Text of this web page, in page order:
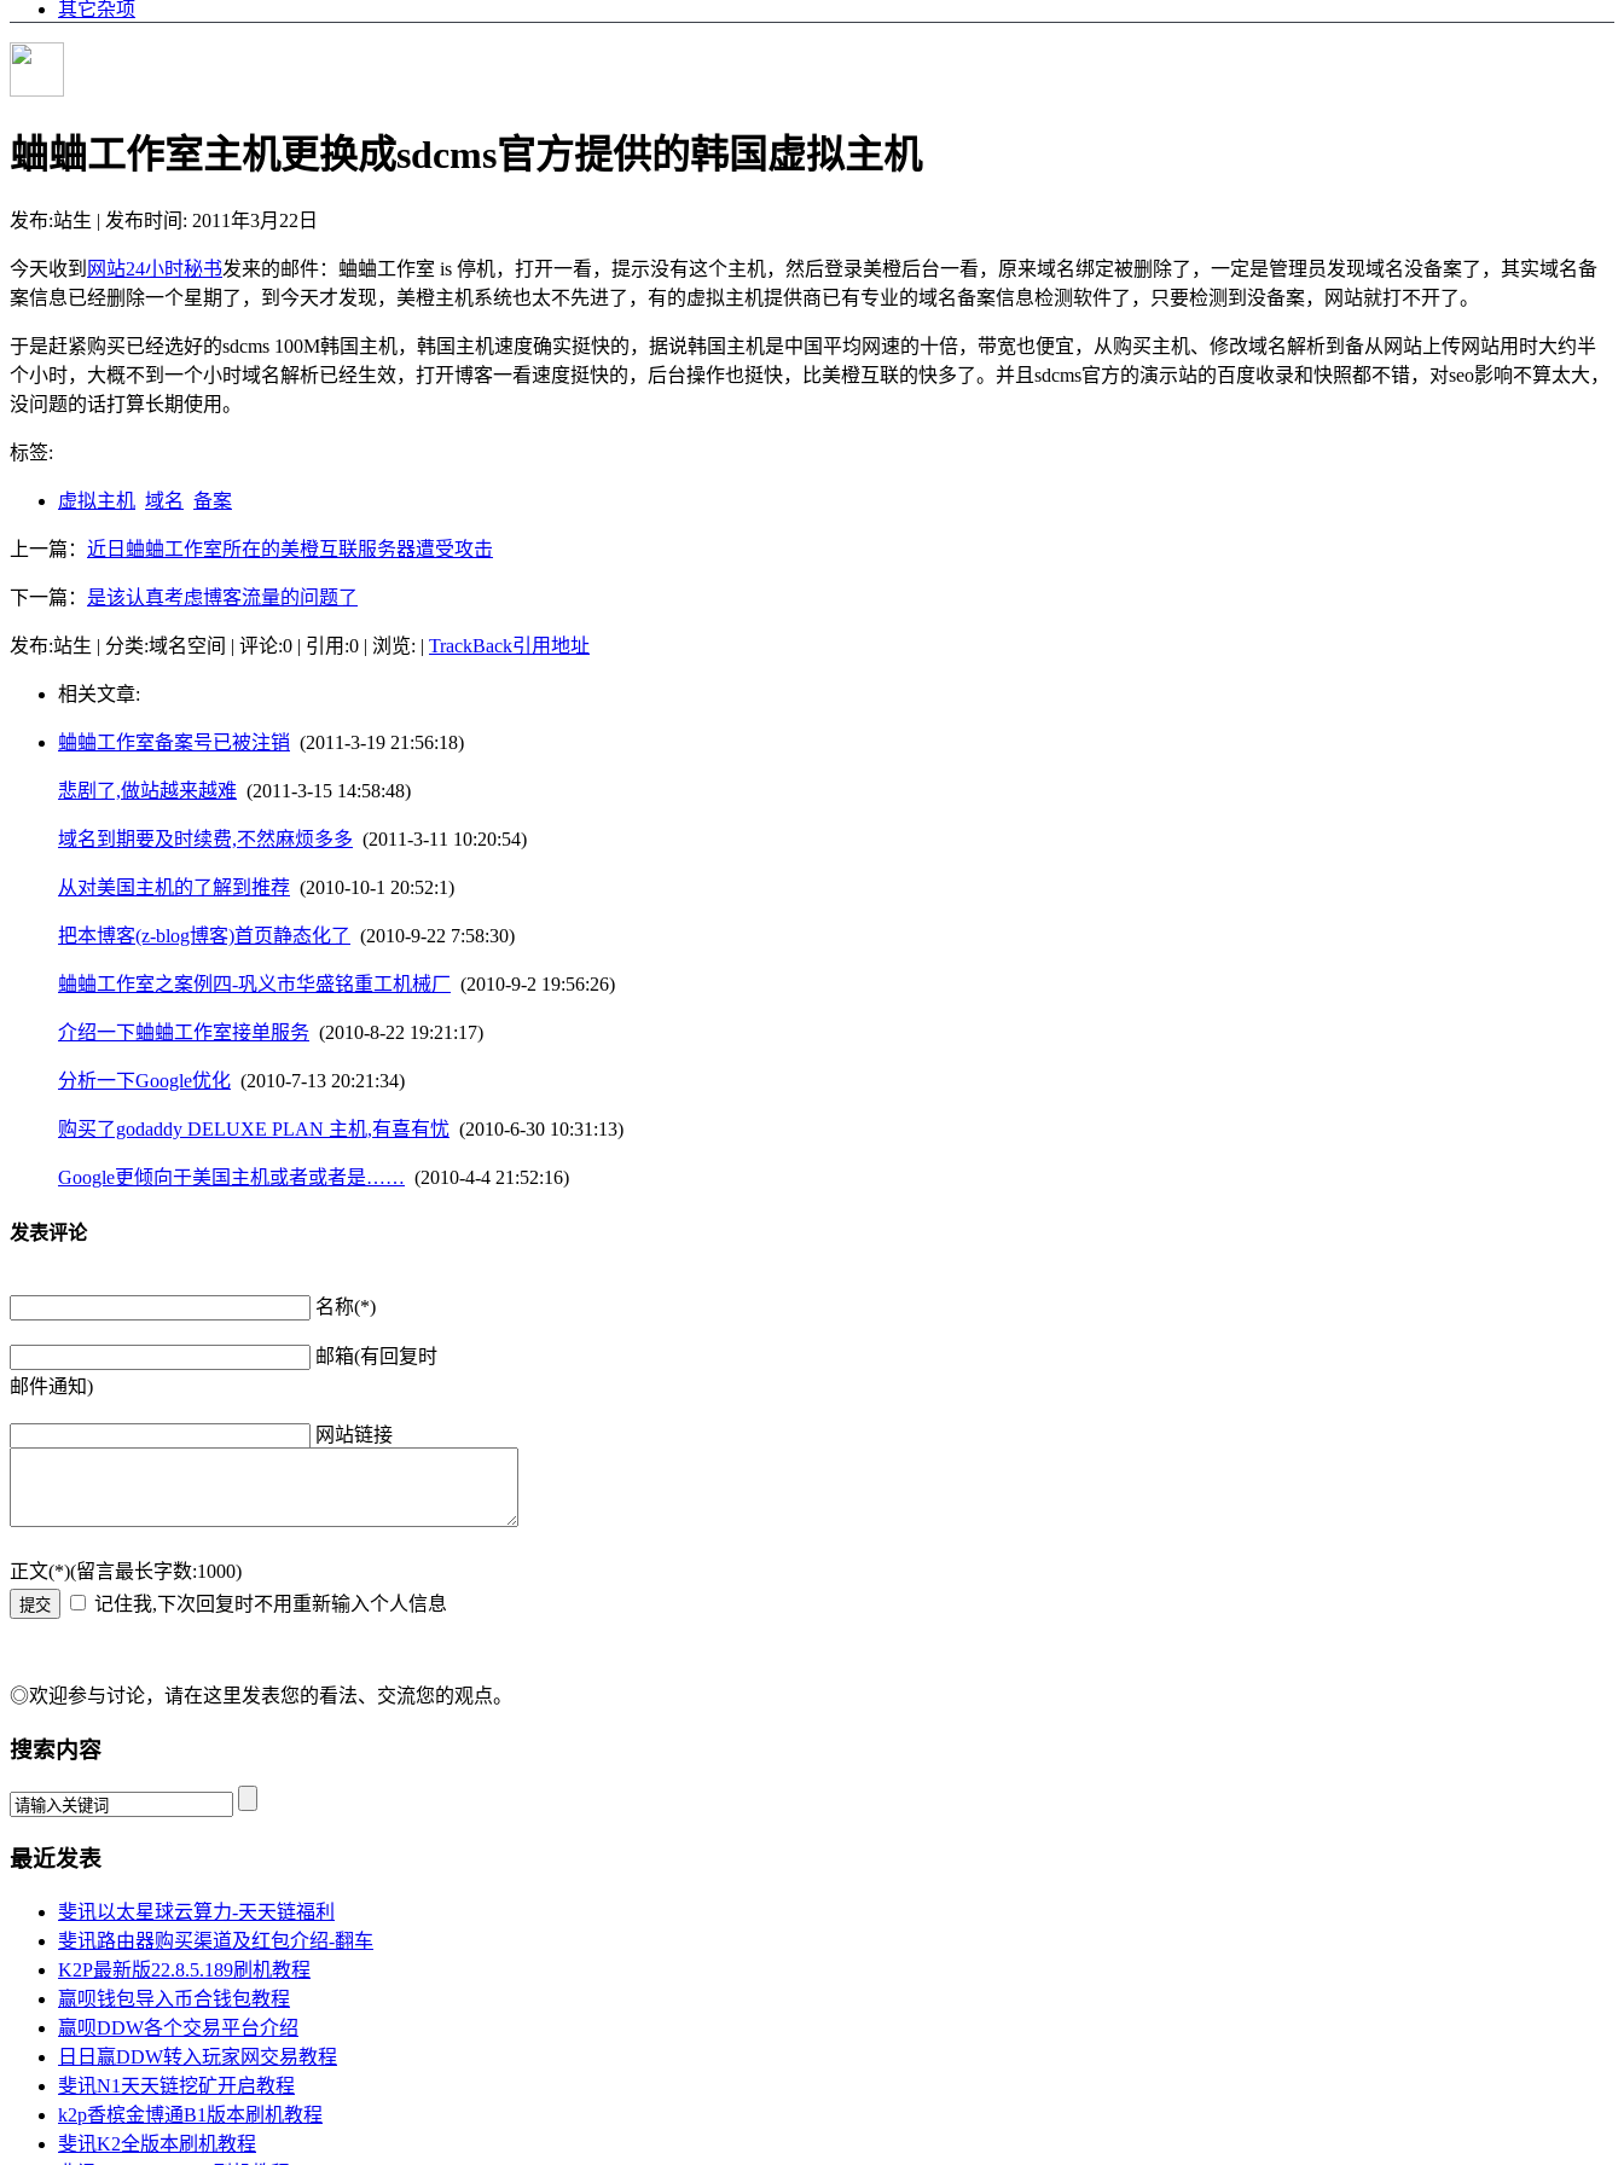
其它杂项
蛐蛐工作室主机更换成sdcms官方提供的韩国虚拟主机
发布:站生 | 发布时间: 2011年3月22日
今天收到 网站24小时秘书发来的邮件：蛐蛐工作室 is 停机，打开一看，提示没有这个主机，然后登录美橙后台一看，原来域名绑定被删除了，一定是管理员发现域名没备案了，其实域名备
案信息已经删除一个星期了，到今天才发现，美橙主机系统也太不先进了，有的虚拟主机提供商已有专业的域名备案信息检测软件了，只要检测到没备案，网站就打不开了。
于是赶紧购买已经选好的sdcms 100M韩国主机，韩国主机速度确实挺快的，据说韩国主机是中国平均网速的十倍，带宽也便宜，从购买主机、修改域名解析到备从网站上传网站用时大约半
个小时，大概不到一个小时域名解析已经生效，打开博客一看速度挺快的，后台操作也挺快，比美橙互联的快多了。并且sdcms官方的演示站的百度收录和快照都不错，对seo影响不算太大，
没问题的话打算长期使用。
标签:
虚拟主机 域名 备案
上一篇： 近日蛐蛐工作室所在的美橙互联服务器遭受攻击
下一篇： 是该认真考虑博客流量的问题了
发布:站生 | 分类:域名空间 | 评论:0 | 引用:0 | 浏览: | TrackBack引用地址
相关文章:
蛐蛐工作室备案号已被注销 (2011-3-19 21:56:18)
悲剧了,做站越来越难 (2011-3-15 14:58:48)
域名到期要及时续费,不然麻烦多多 (2011-3-11 10:20:54)
从对美国主机的了解到推荐 (2010-10-1 20:52:1)
把本博客(z-blog博客)首页静态化了 (2010-9-22 7:58:30)
蛐蛐工作室之案例四-巩义市华盛铭重工机械厂 (2010-9-2 19:56:26)
介绍一下蛐蛐工作室接单服务 (2010-8-22 19:21:17)
分析一下Google优化 (2010-7-13 20:21:34)
购买了godaddy DELUXE PLAN 主机,有喜有忧 (2010-6-30 10:31:13)
Google更倾向于美国主机或者或者是…… (2010-4-4 21:52:16)
发表评论
名称(*)
邮箱(有回复时
邮件通知)
网站链接
正文(*)(留言最长字数:1000)
记住我,下次回复时不用重新输入个人信息
◎欢迎参与讨论，请在这里发表您的看法、交流您的观点。
搜索内容
最近发表
斐讯以太星球云算力-天天链福利
斐讯路由器购买渠道及红包介绍-翻车
K2P最新版22.8.5.189刷机教程
赢呗钱包导入币合钱包教程
赢呗DDW各个交易平台介绍
日日赢DDW转入玩家网交易教程
斐讯N1天天链挖矿开启教程
k2p香槟金博通B1版本刷机教程
斐讯K2全版本刷机教程